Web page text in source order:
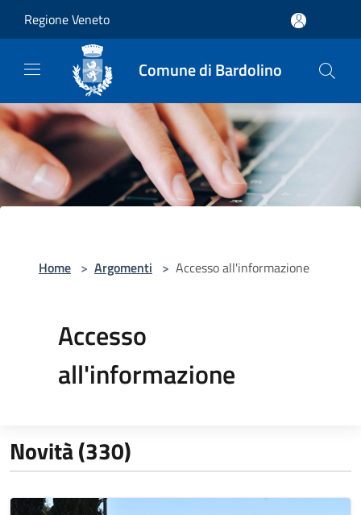
Regione Veneto
Comune di Bardolino
Home > Argomenti > Accesso all'informazione
Accesso
all'informazione
Novità (330)